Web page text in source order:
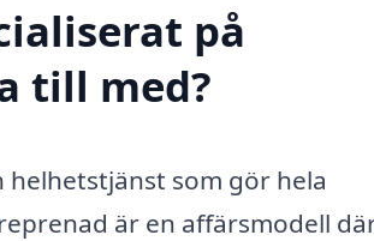
på
till med?
som gör hela
är en affärsmodell